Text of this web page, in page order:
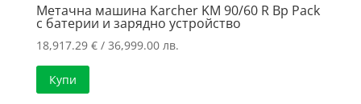
Метачна машина Karcher KM 90/60 R Bp Pack
с батерии и зарядно устройство
18,917.29 €/ 36,999.00 лв.
Купи